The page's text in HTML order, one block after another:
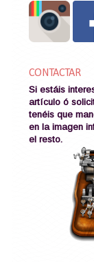
CONTACTAR
Si estáis
artículo ó
tenéis que
en la imagen
el resto.